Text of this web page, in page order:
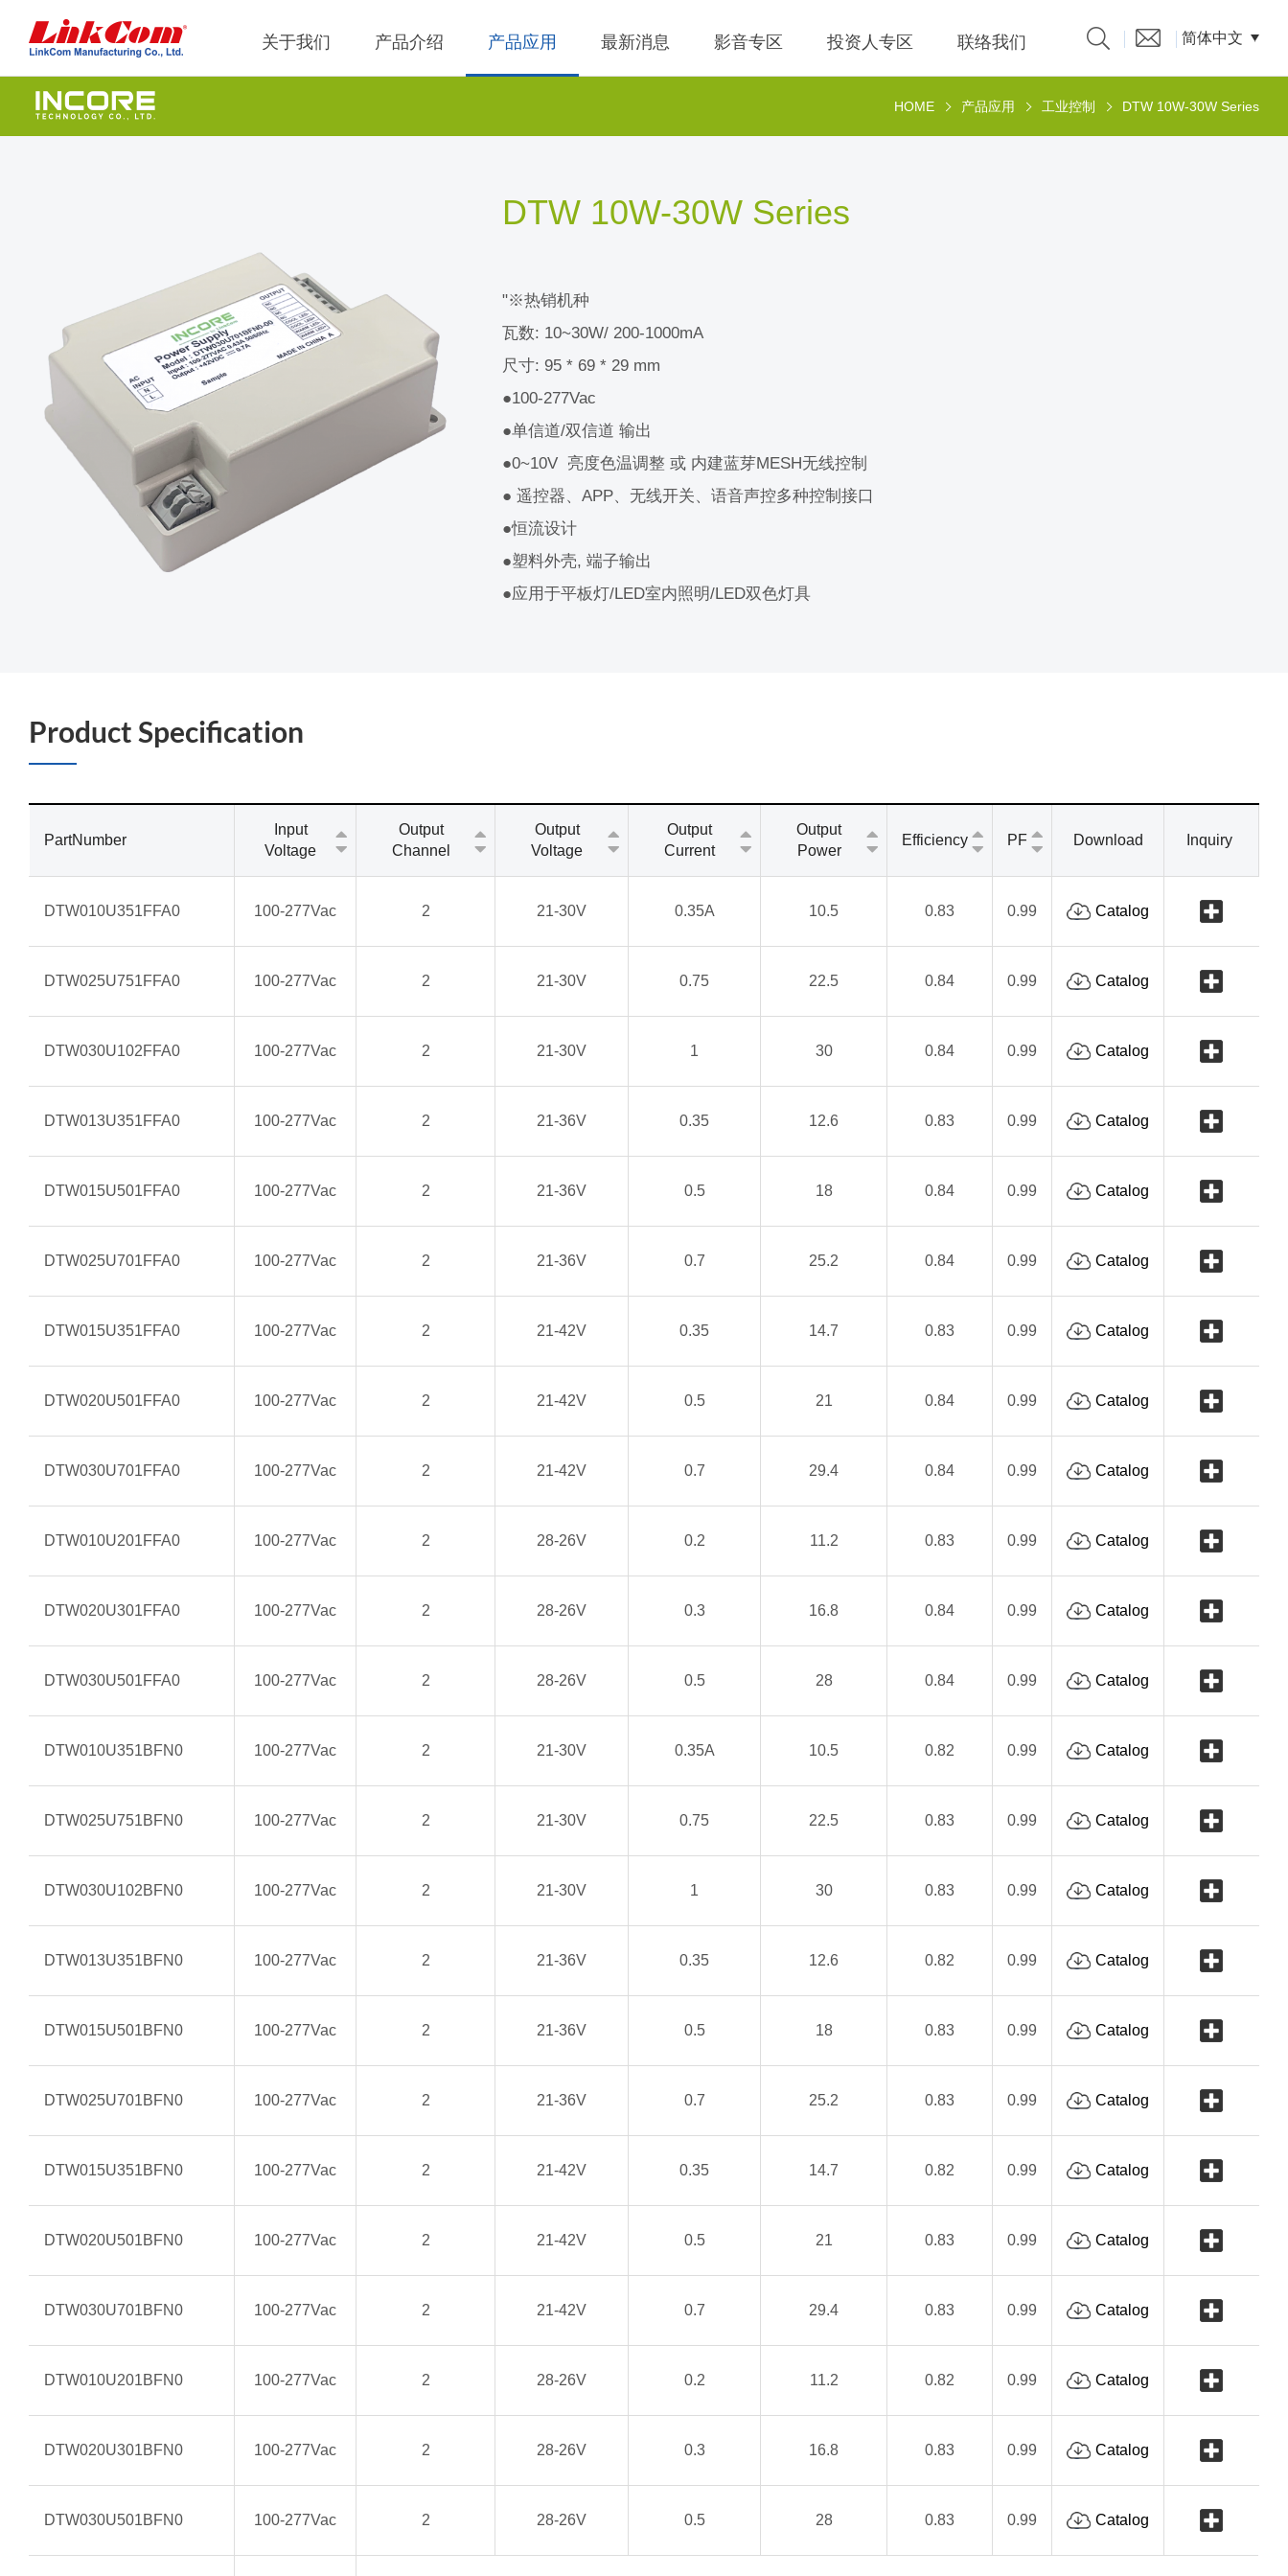
关于我们 产品介绍
电力綫通讯变压器
噪音抑制
射频磁性元件
電感
Qi1.x TX 發射模組
Qi1.x RX 接收模组
Meter
Wall Switch
产品应用 最新消息 影音专区 投资人专区
法说会 公司发言人、代理发言人
联络我们 简体中文
HOME 产品应用 工业控制 DTW 10W-30W Series
DTW 10W-30W Series
"※热销机种
瓦数: 10~30W/ 200-1000mA
尺寸: 95 * 69 * 29 mm
●100-277Vac
●单信道/双信道 输出
●0~10V 亮度色温调整 或 内建蓝芽MESH无线控制
● 遥控器、APP、无线开关、语音声控多种控制接口
●恒流设计
●塑料外壳, 端子输出
●应用于平板灯/LED室内照明/LED双色灯具
Product Specification
PartNumber
Input
Voltage
Output
Channel
Output
Voltage
Output
Current
Output
Power
Efficiency PF Download Inquiry
DTW010U351FFA0 100-277Vac 2 21-30V 0.35A 10.5 0.83 0.99 Catalog
DTW025U751FFA0 100-277Vac 2 21-30V 0.75 22.5 0.84 0.99 Catalog
DTW030U102FFA0 100-277Vac 2 21-30V 1 30 0.84 0.99 Catalog
DTW013U351FFA0 100-277Vac 2 21-36V 0.35 12.6 0.83 0.99 Catalog
DTW015U501FFA0 100-277Vac 2 21-36V 0.5 18 0.84 0.99 Catalog
DTW025U701FFA0 100-277Vac 2 21-36V 0.7 25.2 0.84 0.99 Catalog
DTW015U351FFA0 100-277Vac 2 21-42V 0.35 14.7 0.83 0.99 Catalog
DTW020U501FFA0 100-277Vac 2 21-42V 0.5 21 0.84 0.99 Catalog
DTW030U701FFA0 100-277Vac 2 21-42V 0.7 29.4 0.84 0.99 Catalog
DTW010U201FFA0 100-277Vac 2 28-26V 0.2 11.2 0.83 0.99 Catalog
DTW020U301FFA0 100-277Vac 2 28-26V 0.3 16.8 0.84 0.99 Catalog
DTW030U501FFA0 100-277Vac 2 28-26V 0.5 28 0.84 0.99 Catalog
DTW010U351BFN0 100-277Vac 2 21-30V 0.35A 10.5 0.82 0.99 Catalog
DTW025U751BFN0 100-277Vac 2 21-30V 0.75 22.5 0.83 0.99 Catalog
DTW030U102BFN0 100-277Vac 2 21-30V 1 30 0.83 0.99 Catalog
DTW013U351BFN0 100-277Vac 2 21-36V 0.35 12.6 0.82 0.99 Catalog
DTW015U501BFN0 100-277Vac 2 21-36V 0.5 18 0.83 0.99 Catalog
DTW025U701BFN0 100-277Vac 2 21-36V 0.7 25.2 0.83 0.99 Catalog
DTW015U351BFN0 100-277Vac 2 21-42V 0.35 14.7 0.82 0.99 Catalog
DTW020U501BFN0 100-277Vac 2 21-42V 0.5 21 0.83 0.99 Catalog
DTW030U701BFN0 100-277Vac 2 21-42V 0.7 29.4 0.83 0.99 Catalog
DTW010U201BFN0 100-277Vac 2 28-26V 0.2 11.2 0.82 0.99 Catalog
DTW020U301BFN0 100-277Vac 2 28-26V 0.3 16.8 0.83 0.99 Catalog
DTW030U501BFN0 100-277Vac 2 28-26V 0.5 28 0.83 0.99 Catalog